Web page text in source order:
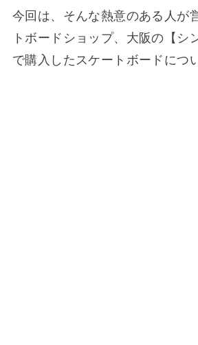
今回は、そんな熱意のある人が
トボードショップ、大阪の【シ
で購入したスケートボードにつ